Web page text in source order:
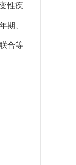
性疾
期、
合等